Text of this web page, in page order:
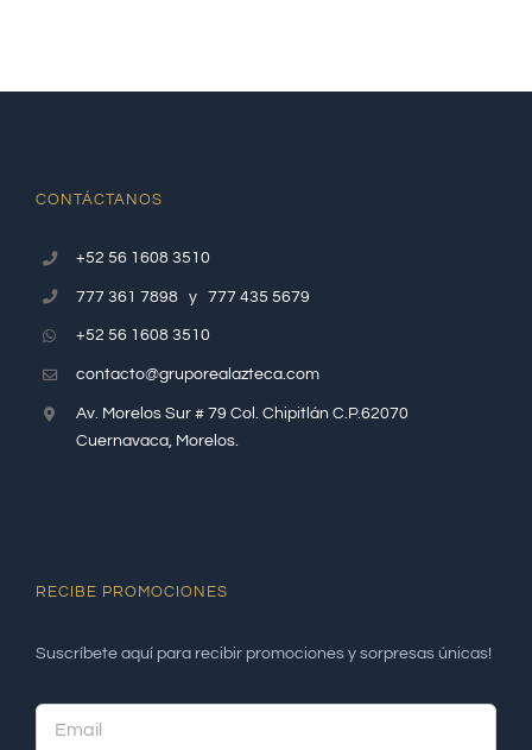
CONTÁCTANOS
+52 56 1608 3510
777 361 7898 y 777 435 5679
+52 56 1608 3510
contacto@gruporealazteca.com
Av. Morelos Sur # 79 Col. Chipitlán C.P.62070
Cuernavaca, Morelos.
RECIBE PROMOCIONES
Suscríbete aquí para recibir promociones y sorpresas únicas!